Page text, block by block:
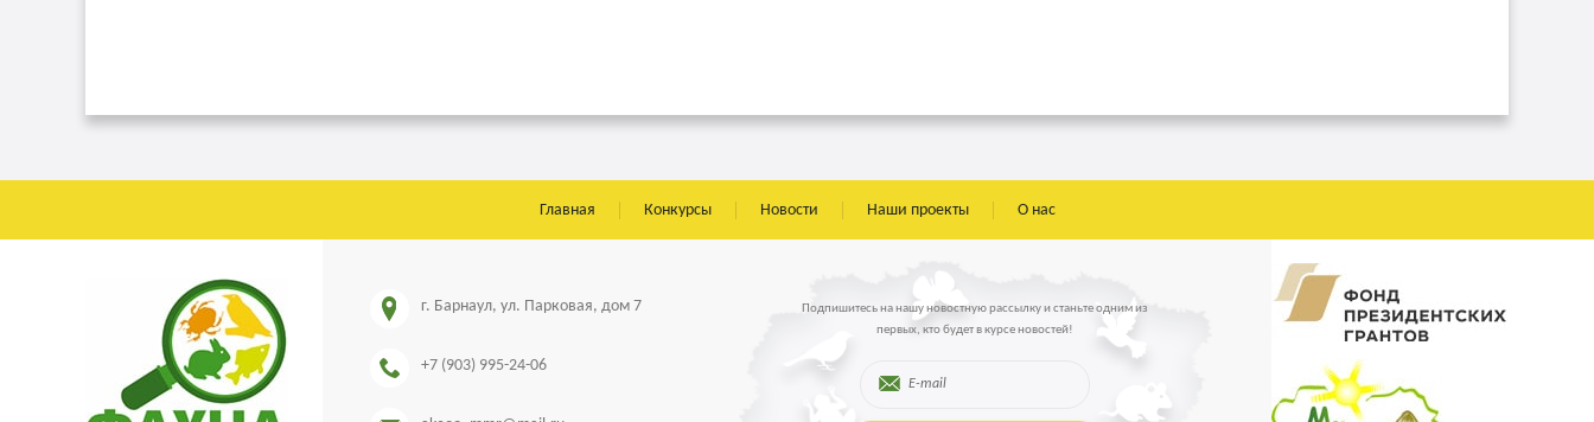
Главная Конкурсы Новости Наши проекты О нас
г. Барнаул, ул. Парковая, дом 7
+7 (903) 995-24-06
Подпишитесь на нашу новостную рассылку и станьте одним из
первых, кто будет в курсе новостей!